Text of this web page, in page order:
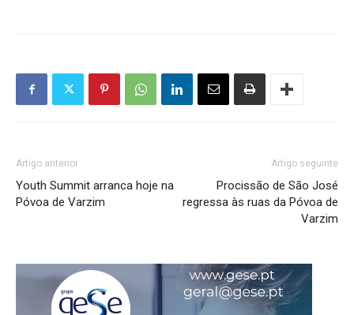
Artigo anterior
Youth Summit arranca hoje na
Póvoa de Varzim
Artigo seguinte
Procissão de São José
regressa às ruas da Póvoa de
Varzim